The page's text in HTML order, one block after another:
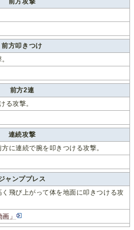
前方叩きつけ
前方2連
る攻撃。
連続攻撃
に連続で腕を叩きつける攻撃。
ャンププレス
飛び上がって体を地面に叩きつける攻
」